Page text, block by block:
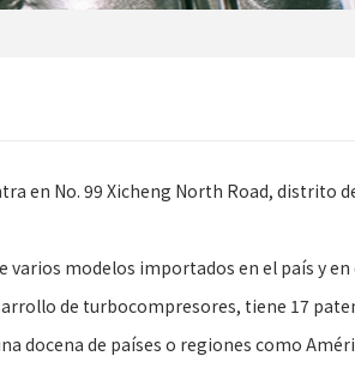
en No. 99 Xicheng North Road, distrito
varios modelos importados en el país y en
de turbocompresores, tiene 17
docena de países o regiones como